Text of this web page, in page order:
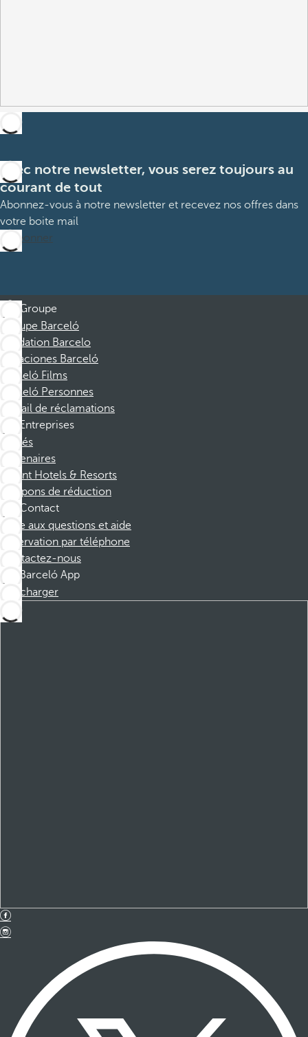
Avec notre newsletter, vous serez toujours au
courant de tout
Abonnez-vous à notre newsletter et recevez nos offres dans
votre boite mail
M’abonner
Groupe
Groupe Barceló
Fondation Barcelo
Vacaciones Barceló
Barceló Films
Barceló Personnes
Portail de réclamations
Entreprises
Affiliés
Partenaires
Dorint Hotels & Resorts
Coupons de réduction
Contact
Foire aux questions et aide
Réservation par téléphone
Contactez-nous
Barceló App
Télécharger